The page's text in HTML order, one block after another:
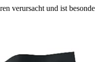
verursacht und ist